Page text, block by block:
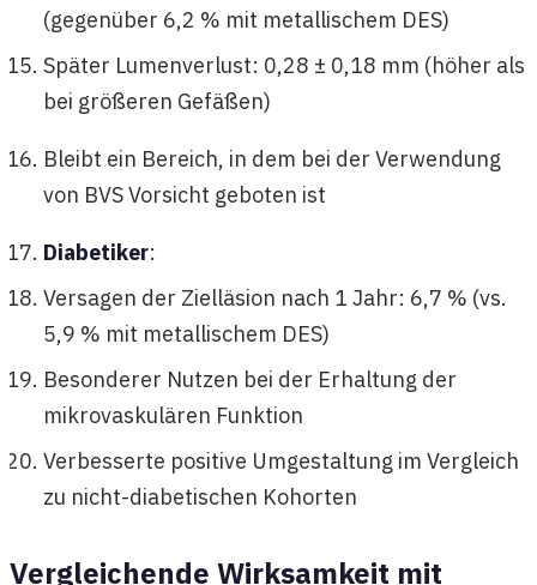
(gegenüber 6,2 % mit metallischem DES)
Später Lumenverlust: 0,28 ± 0,18 mm (höher als
bei größeren Gefäßen)
Bleibt ein Bereich, in dem bei der Verwendung
von BVS Vorsicht geboten ist
Diabetiker:
Versagen der Zielläsion nach 1 Jahr: 6,7 % (vs.
5,9 % mit metallischem DES)
Besonderer Nutzen bei der Erhaltung der
mikrovaskulären Funktion
Verbesserte positive Umgestaltung im Vergleich
zu nicht-diabetischen Kohorten
Vergleichende Wirksamkeit mit